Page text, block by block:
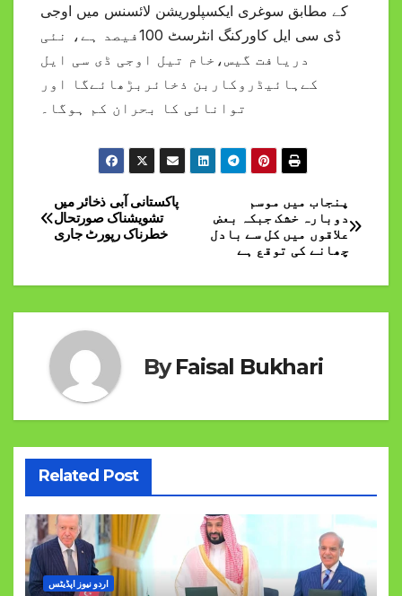
کے مطابق سوغری ایکسپلوریشن لائسنس میں اوجی
ڈی سی ایل کاورکنگ انٹرسٹ 100فیصد ہے، نئی
دریافت گیس،خام تیل اوجی ڈی سی ایل
کےہائیڈروکاربن ذخائربڑھائےگا اور
توانائی کا بحران کم ہوگا۔
Post
navigation
پنجاب میں موسم
دوبارہ خشک جبکہ بعض
علاقوں میں کل سے بادل
چھانے کی توقع ہے
پاکستانی آبی ذخائر میں
تشویشناک صورتحال
خطرناک رپورٹ جاری
ByFaisal Bukhari
Related Post
اردو نیوز اپڈیٹس